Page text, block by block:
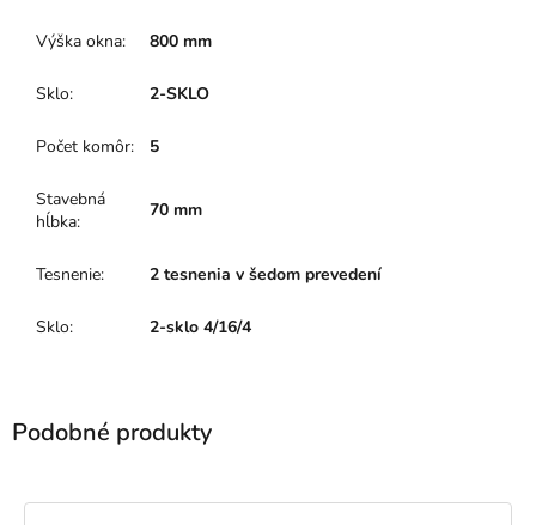
Výška okna: 800 mm
Sklo: 2-SKLO
Počet komôr: 5
Stavebná
hĺbka:
70 mm
Tesnenie: 2 tesnenia v šedom prevedení
Sklo: 2-sklo 4/16/4